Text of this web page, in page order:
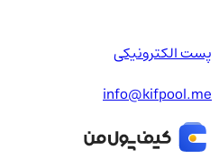
پست الکترونیکی
info@kifpool.me